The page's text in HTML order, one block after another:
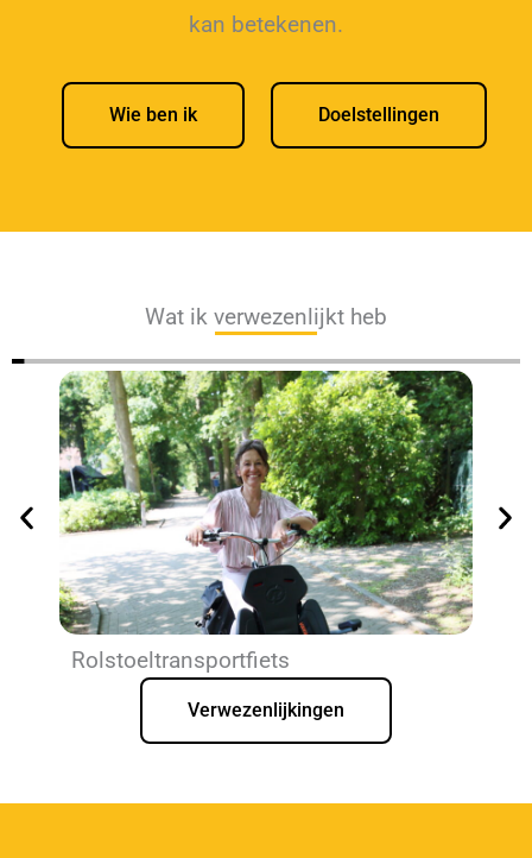
kan betekenen.
Wie ben ik Doelstellingen
Wat ik verwezenlijkt heb
Rolstoeltransportfiets
Verwezenlijkingen